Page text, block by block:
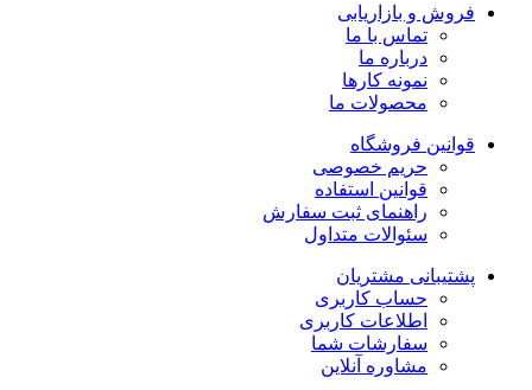
فروش و بازاریابی
تماس با ما
درباره ما
نمونه کارها
محصولات ما
قوانین فروشگاه
حریم خصوصی
قوانین استفاده
راهنمای ثبت سفارش
سئوالات متداول
پشتیبانی مشتریان
حساب کاربری
اطلاعات کاربری
سفارشات شما
مشاوره آنلاین